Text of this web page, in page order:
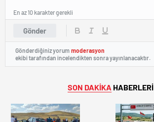
Gönder
En az 10 karakter gerekli
Gönderdiğiniz yorum moderasyon
ekibi tarafından incelendikten sonra yayınlanacaktır.
SON DAKİKA HABERLERİ